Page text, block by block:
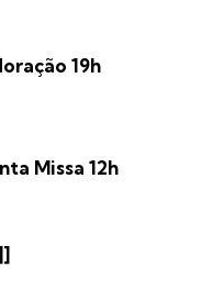
19h
Missa 12h